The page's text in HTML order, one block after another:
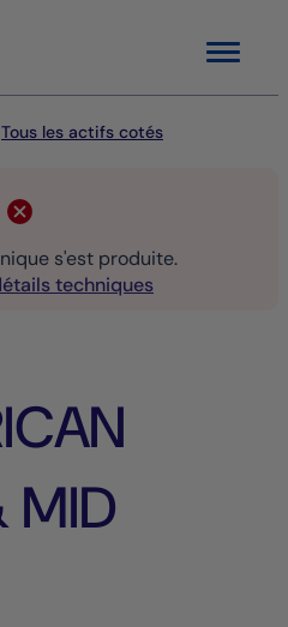
Menu
Tous les actifs cotés
s'est produite.
techniques
MID